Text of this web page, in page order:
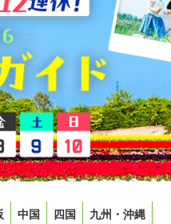
中国 四国 九州・沖縄